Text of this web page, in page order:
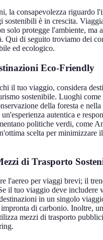
la consapevolezza riguardo
sostenibili è in crescita.
solo protegge l'ambiente, ma
Qui di seguito troviamo dei
ed ecologico.
Eco-Friendly
il tuo viaggio, considera
sostenibile. Luoghi
della foresta e
autentica e
politiche verdi, come
scelta per minimizzare
di Trasporto
l'aereo per viaggi brevi; il
il tuo viaggio deve includere
in un singolo
di carbonio. Inoltre,
mezzi di trasporto